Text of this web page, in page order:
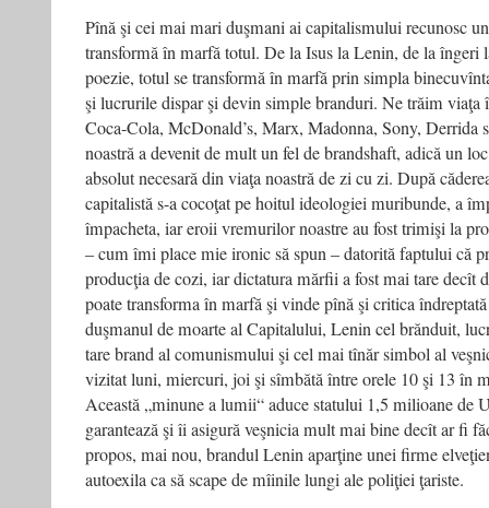
Pînă şi cei mai mari duşmani ai capitalismului recunosc
transformă în marfă totul. De la Isus la Lenin, de la
poezie, totul se transformă în marfă prin simpla
şi lucrurile dispar şi devin simple branduri. Ne trăim viaţa
Coca-Cola, McDonald’s, Marx, Madonna, Sony, Derrida
noastră a devenit de mult un fel de brandshaft, adică un
absolut necesară din viaţa noastră de zi cu zi. După
capitalistă s-a cocoţat pe hoitul ideologiei muribunde, a
împacheta, iar eroii vremurilor noastre au fost trimişi la
– cum îmi place mie ironic să spun – datorită faptului că
producţia de cozi, iar dictatura mărfii a fost mai tare decît
poate transforma în marfă şi vinde pînă şi critica
duşmanul de moarte al Capitalului, Lenin cel brănduit,
tare brand al comunismului şi cel mai tînăr simbol al
vizitat luni, miercuri, joi şi sîmbătă între orele 10 şi 13 în
Această „minune a lumii“ aduce statului 1,5 milioane de
garantează şi îi asigură veşnicia mult mai bine decît ar fi
propos, mai nou, brandul Lenin aparţine unei firme
autoexila ca să scape de mîinile lungi ale poliţiei ţariste.